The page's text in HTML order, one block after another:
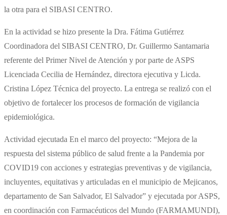
la otra para el SIBASI CENTRO.
En la actividad se hizo presente la Dra. Fátima Gutiérrez
Coordinadora del SIBASI CENTRO, Dr. Guillermo Santamaria
referente del Primer Nivel de Atención y por parte de ASPS
Licenciada Cecilia de Hernández, directora ejecutiva y Licda.
Cristina López Técnica del proyecto. La entrega se realizó con el
objetivo de fortalecer los procesos de formación de vigilancia
epidemiológica.
Actividad ejecutada En el marco del proyecto: “Mejora de la
respuesta del sistema público de salud frente a la Pandemia por
COVID19 con acciones y estrategias preventivas y de vigilancia,
incluyentes, equitativas y articuladas en el municipio de Mejicanos,
departamento de San Salvador, El Salvador” y ejecutada por ASPS,
en coordinación con Farmacéuticos del Mundo (FARMAMUNDI),